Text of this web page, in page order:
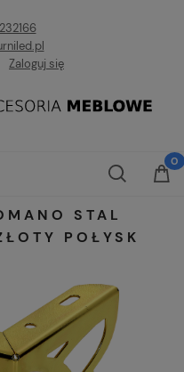
Zaloguj się
STAL
POŁYSK